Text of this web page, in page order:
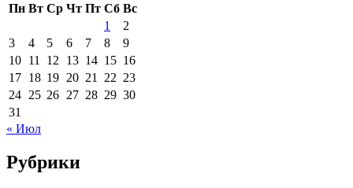
Пн Вт Ср Чт Пт Сб Вс
1
2
3
4 5 6 7 8
9
10 11 12 13 14 15 16
17 18 19 20 21 22 23
24 25 26 27 28 29 30
31
« Июл
Рубрики